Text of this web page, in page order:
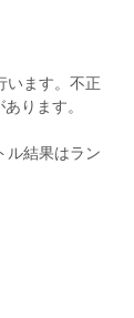
います。不正
ります。
ル結果はラン